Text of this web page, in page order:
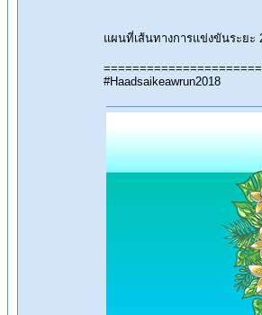
แผนที่เส้นทางการแข่งขันระยะ
#Haadsaikeawrun2018